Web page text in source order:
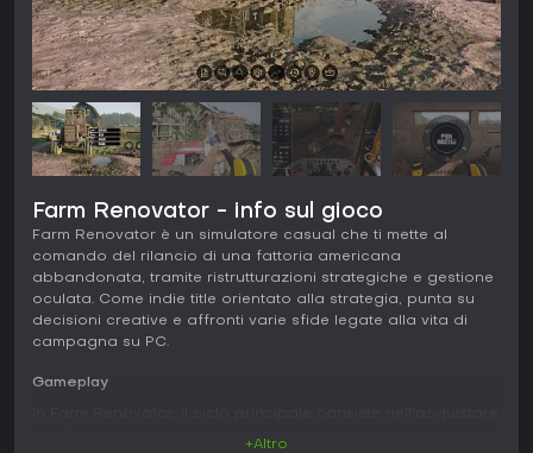
Farm Renovator - info sul gioco
Farm Renovator è un simulatore casual che ti mette al
comando del rilancio di una fattoria americana
abbandonata, tramite ristrutturazioni strategiche e gestione
oculata. Come indie title orientato alla strategia, punta su
decisioni creative e affronti varie sfide legate alla vita di
campagna su PC.
Gameplay
+Altro